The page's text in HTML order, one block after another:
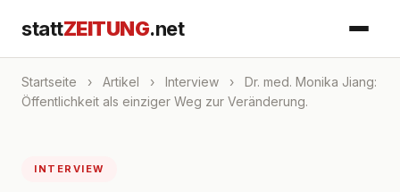
stattZEITUNG.net
Startseite › Artikel › Interview ›
Dr. med. Monika Jiang:
Öffentlichkeit als einziger Weg zur Veränderung.
INTERVIEW